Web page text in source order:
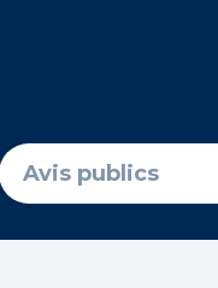
Avis publics